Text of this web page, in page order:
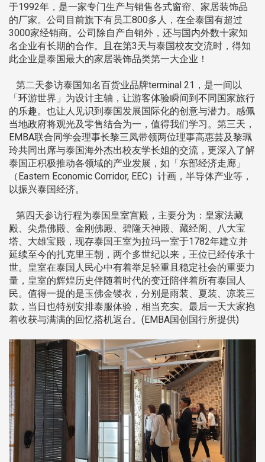
于1992年，是一家专门生产与销售各式窗帘、家居装饰品
的厂家。公司目前旗下有员工800多人，在全泰国有超过
3000家经销商。公司除自产自销外，还与国内外数十家知
名企业有长期的合作。且在第3天与泰国校友交流时，得知
此企业是泰国最大的家居装饰品类第一大企业！
第二天参访泰国知名百货业品牌terminal 21，是一间以
「环游世界」为设计主轴，让游客体验瞬间到不同国家旅行
的乐趣。也让人见识到泰国发展国际化的创意与潜力。感佩
当地政府将观光及零售结合为一，值得我们学习。第三天，
EMBA联合同学会理事长黎三凤带领两位理事高惠芸及黎珮
玲共同出席与泰国海外杰出校友学长姐的交流，更深入了解
泰国正积极推动各领域的产业发展，如「东部经济走廊」
（Eastern Economic Corridor, EEC）计画，半导体产业等，
以振兴泰国经济。
第四天参访行程为泰国皇室宫殿，主要分为：皇家法藏
殿、尖鼎佛殿、金刚佛殿、碧隆天神殿、藏经阁、八大宝
塔、大雄宝殿，现存泰国王室为拉玛一室于1782年建立并
延续至今的扎克里王朝，两个多世纪以来，王位已经传承十
世。皇室在泰国人民心中有着举足轻重且稳定社会的重要力
量，皇室的辉煌历史伴随着时代的变迁陪伴着所有泰国人
民。值得一提的是玉佛金镂衣，分别是雨装、夏装、凉装三
款，当日也特别安排泰服体验，相当充实。最后一天大家抱
着收获与满满的回忆搭机返台。(EMBA国创国行所提供)